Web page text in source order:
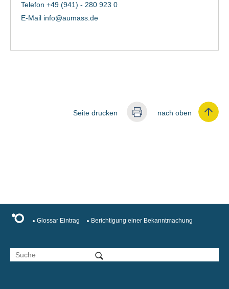
Telefon +49 (941) - 280 923 0
E-Mail info@aumass.de
nach oben
Seite drucken
Glossar Eintrag Berichtigung einer Bekanntmachung